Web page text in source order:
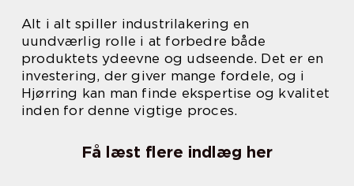
Alt i alt spiller industrilakering en
uundværlig rolle i at forbedre både
produktets ydeevne og udseende. Det er en
investering, der giver mange fordele, og i
Hjørring kan man finde ekspertise og kvalitet
inden for denne vigtige proces.
Få læst flere indlæg her